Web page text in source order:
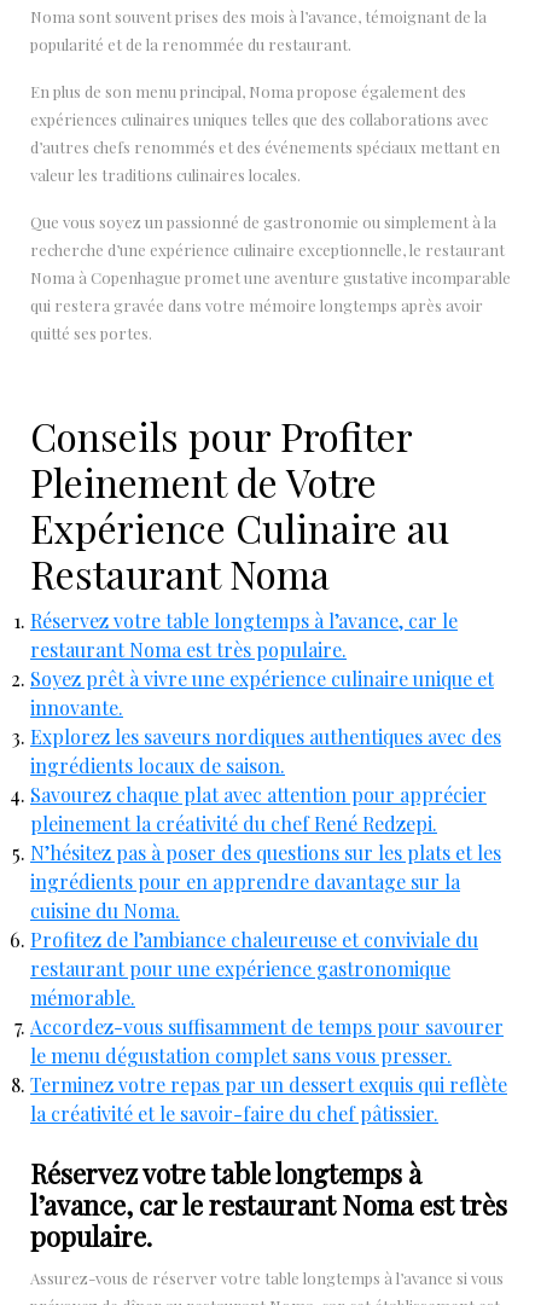
Noma sont souvent prises des mois à l’avance, témoignant de la
popularité et de la renommée du restaurant.
En plus de son menu principal, Noma propose également des
expériences culinaires uniques telles que des collaborations avec
d’autres chefs renommés et des événements spéciaux mettant en
valeur les traditions culinaires locales.
Que vous soyez un passionné de gastronomie ou simplement à la
recherche d’une expérience culinaire exceptionnelle, le restaurant
Noma à Copenhague promet une aventure gustative incomparable
qui restera gravée dans votre mémoire longtemps après avoir
quitté ses portes.
Conseils pour Profiter
Pleinement de Votre
Expérience Culinaire au
Restaurant Noma
Réservez votre table longtemps à l’avance, car le
restaurant Noma est très populaire.
Soyez prêt à vivre une expérience culinaire unique et
innovante.
Explorez les saveurs nordiques authentiques avec des
ingrédients locaux de saison.
Savourez chaque plat avec attention pour apprécier
pleinement la créativité du chef René Redzepi.
N’hésitez pas à poser des questions sur les plats et les
ingrédients pour en apprendre davantage sur la
cuisine du Noma.
Profitez de l’ambiance chaleureuse et conviviale du
restaurant pour une expérience gastronomique
mémorable.
Accordez-vous suffisamment de temps pour savourer
le menu dégustation complet sans vous presser.
Terminez votre repas par un dessert exquis qui reflète
la créativité et le savoir-faire du chef pâtissier.
Réservez votre table longtemps à
l’avance, car le restaurant Noma est très
populaire.
Assurez-vous de réserver votre table longtemps à l’avance si vous